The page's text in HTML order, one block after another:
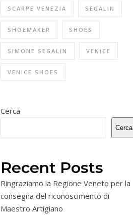
SCARPE VENEZIA SEGALIN
SHOEMAKER SHOES
SIMONE SEGALIN VENICE
VENICE SHOES
Cerca
Cerca
Recent Posts
Ringraziamo la Regione Veneto per la
consegna del riconoscimento di
Maestro Artigiano